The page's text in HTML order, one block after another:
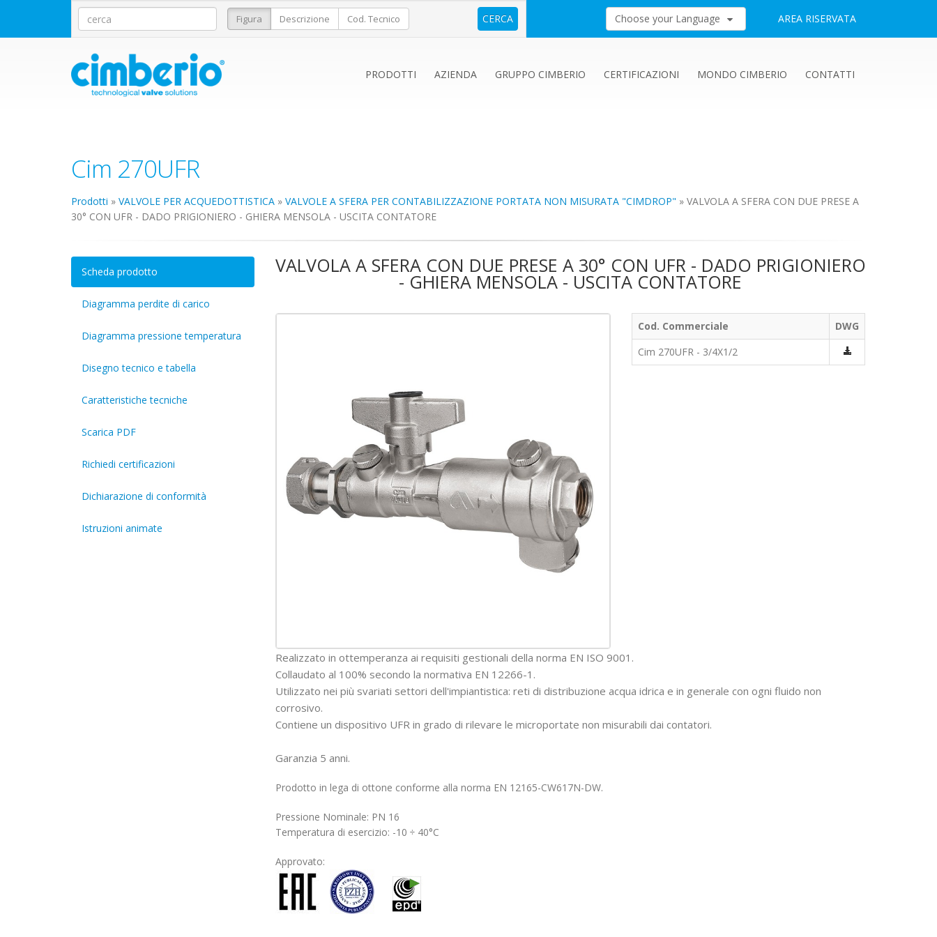
Figura Descrizione Cod. Tecnico Choose your Language AREA RISERVATA
PRODOTTI AZIENDA GRUPPO CIMBERIO CERTIFICAZIONI MONDO CIMBERIO CONTATTI
Cim 270UFR
Prodotti » VALVOLE PER ACQUEDOTTISTICA » VALVOLE A SFERA PER CONTABILIZZAZIONE PORTATA NON MISURATA "CIMDROP" » VALVOLA A SFERA CON DUE PRESE A
30° CON UFR - DADO PRIGIONIERO - GHIERA MENSOLA - USCITA CONTATORE
Scheda prodotto
Diagramma perdite di carico
Diagramma pressione temperatura
Disegno tecnico e tabella
Caratteristiche tecniche
Scarica PDF
Richiedi certificazioni
Dichiarazione di conformità
Istruzioni animate
VALVOLA A SFERA CON DUE PRESE A 30° CON UFR - DADO PRIGIONIERO
- GHIERA MENSOLA - USCITA CONTATORE
Cod. Commerciale
DWG
Cim 270UFR - 3/4X1/2
Realizzato in ottemperanza ai requisiti gestionali della norma EN ISO 9001.
Collaudato al 100% secondo la normativa EN 12266-1.
Utilizzato nei più svariati settori dell'impiantistica: reti di distribuzione acqua idrica e in generale con ogni fluido non
corrosivo.
Contiene un dispositivo UFR in grado di rilevare le microportate non misurabili dai contatori.
Garanzia 5 anni.
Prodotto in lega di ottone conforme alla norma EN 12165-CW617N-DW.
Pressione Nominale: PN 16
Temperatura di esercizio: -10 ÷ 40°C
Approvato: